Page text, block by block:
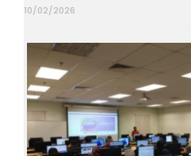
10/02/2026